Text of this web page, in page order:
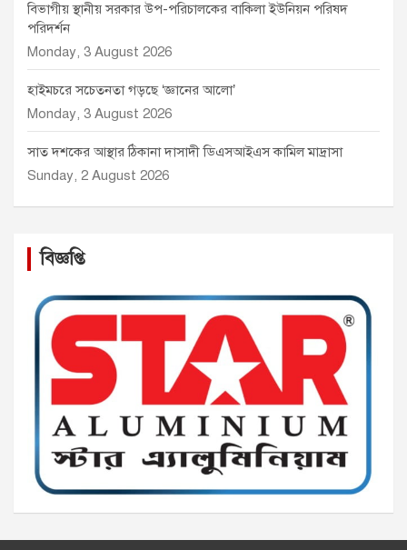
বিভাগীয় স্থানীয় সরকার উপ-পরিচালকের বাকিলা ইউনিয়ন পরিষদ
পরিদর্শন
Monday, 3 August 2026
হাইমচরে সচেতনতা গড়ছে ‘জ্ঞানের আলো’
Monday, 3 August 2026
সাত দশকের আস্থার ঠিকানা দাসাদী ডিএসআইএস কামিল মাদ্রাসা
Sunday, 2 August 2026
বিজ্ঞপ্তি